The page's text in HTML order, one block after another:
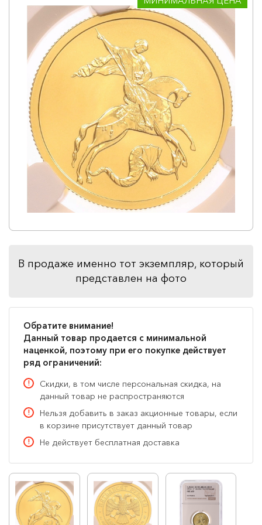
В продаже именно тот экземпляр, который
представлен на фото
Обратите внимание!
Данный товар продается с минимальной
наценкой, поэтому при его покупке действует
ряд ограничений:
Скидки, в том числе персональная скидка, на
данный товар не распространяются
Нельзя добавить в заказ акционные товары, если
в корзине присутствует данный товар
Не действует бесплатная доставка